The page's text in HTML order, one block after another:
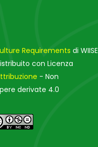
Requirements di WIISE
con Licenza
- Non
derivate 4.0